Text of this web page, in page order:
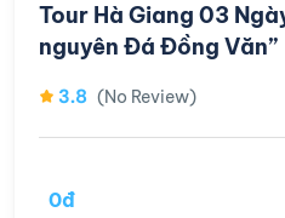
Tour Hà Giang 03
nguyên Đá Đồng Văn”
3.8 (No Review)
0đ